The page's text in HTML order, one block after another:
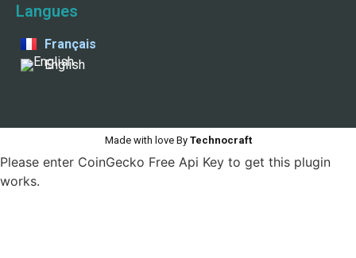
Langues
Français
English
Made with love ByTechnocraft
Please enter CoinGecko Free Api Key to get this plugin
works.